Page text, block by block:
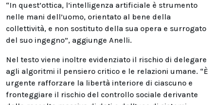
“In quest’ottica, l’intelligenza artificiale è strumento
nelle mani dell’uomo, orientato al bene della
collettività, e non sostituto della sua opera e surrogato
del suo ingegno”, aggiunge Anelli.
Nel testo viene inoltre evidenziato il rischio di delegare
agli algoritmi il pensiero critico e le relazioni umane. “È
urgente rafforzare la libertà interiore di ciascuno e
fronteggiare il rischio del controllo sociale derivante